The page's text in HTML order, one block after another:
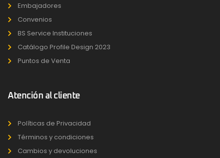
Embajadores
Convenios
BS Service Instituciones
Catálogo Profile Design 2023
Puntos de Venta
Atención al cliente
Políticas de Privacidad
Términos y condiciones
Cambios y devoluciones